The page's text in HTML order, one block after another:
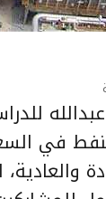
في